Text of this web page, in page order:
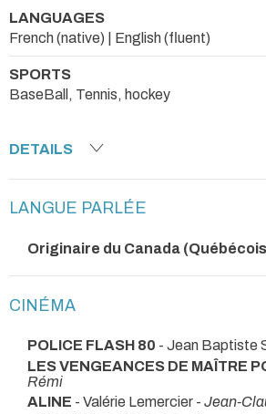
LANGUAGES
French (native) | English (fluent)
SPORTS
BaseBall, Tennis, hockey
DETAILS
LANGUE PARLÉE
Originaire du Canada
CINÉMA
POLICE FLASH 80 - Jean Baptiste
LES VENGEANCES DE MAÎTRE
Rémi
ALINE - Valérie Lemercier - Jean-